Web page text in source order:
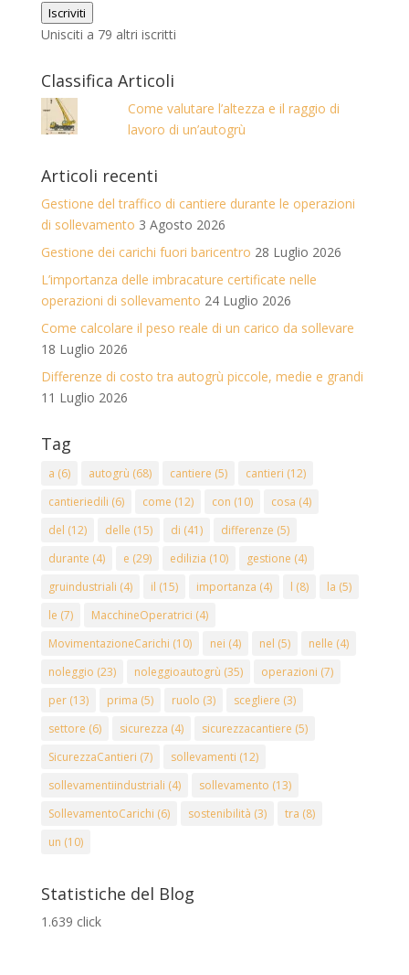
Iscriviti
Unisciti a 79 altri iscritti
Classifica Articoli
Come valutare l’altezza e il raggio di
lavoro di un’autogrù
Articoli recenti
Gestione del traffico di cantiere durante le operazioni
di sollevamento 3 Agosto 2026
Gestione dei carichi fuori baricentro 28 Luglio 2026
L’importanza delle imbracature certificate nelle
operazioni di sollevamento 24 Luglio 2026
Come calcolare il peso reale di un carico da sollevare
18 Luglio 2026
Differenze di costo tra autogrù piccole, medie e grandi
11 Luglio 2026
Tag
a (6) autogrù (68) cantiere (5) cantieri (12)
cantieriedili (6) come (12) con (10) cosa (4)
del (12) delle (15) di (41) differenze (5)
durante (4) e (29) edilizia (10) gestione (4)
gruindustriali (4) il (15) importanza (4) l (8) la (5)
le (7) MacchineOperatrici (4)
MovimentazioneCarichi (10) nei (4) nel (5) nelle (4)
noleggio (23) noleggioautogrù (35) operazioni (7)
per(13) prima (5) ruolo (3) scegliere (3)
settore (6) sicurezza (4) sicurezzacantiere (5)
SicurezzaCantieri (7) sollevamenti (12)
sollevamentiindustriali (4) sollevamento (13)
SollevamentoCarichi (6) sostenibilità (3) tra (8)
un (10)
Statistiche del Blog
1.639 click